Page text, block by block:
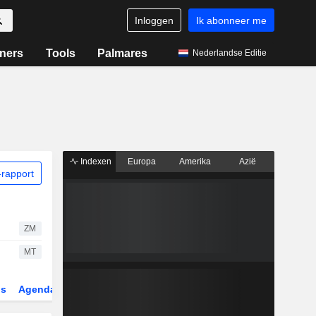
Inloggen Ik abonneer me
Tools Palmares Nederlandse Editie
ZM
MT
Agenda
Indexen Europa Amerika Azië